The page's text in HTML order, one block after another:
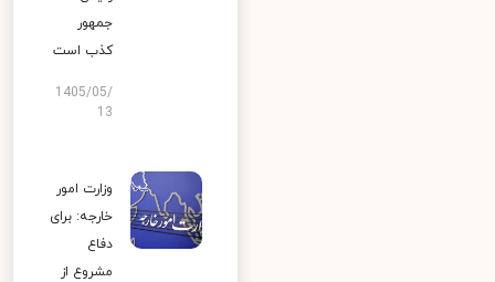
جمهور
کذب است
1405/05/
13
وزارت امور
خارجه: برای
دفاع
مشروع از